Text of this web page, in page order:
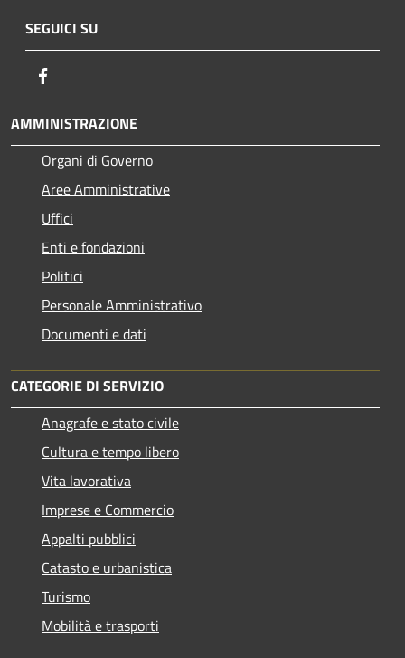
SEGUICI SU
AMMINISTRAZIONE
Organi di Governo
Aree Amministrative
Uffici
Enti e fondazioni
Politici
Personale Amministrativo
Documenti e dati
CATEGORIE DI SERVIZIO
Anagrafe e stato civile
Cultura e tempo libero
Vita lavorativa
Imprese e Commercio
Appalti pubblici
Catasto e urbanistica
Turismo
Mobilità e trasporti